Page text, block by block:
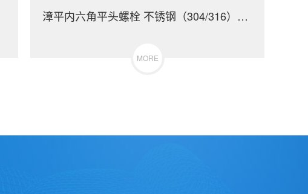
漳平内六角平头螺栓 不锈钢（304/316）碳钢 合金钢
MORE